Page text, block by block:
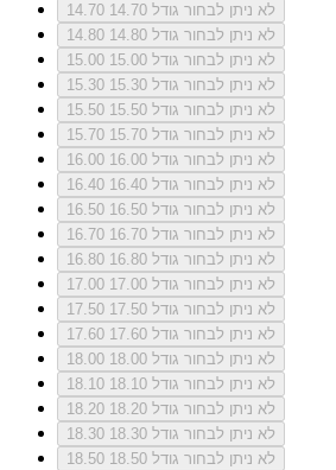
14.70
לא ניתן לבחור גודל 14.70
14.80
לא ניתן לבחור גודל 14.80
15.00
לא ניתן לבחור גודל 15.00
15.30
לא ניתן לבחור גודל 15.30
15.50
לא ניתן לבחור גודל 15.50
15.70
לא ניתן לבחור גודל 15.70
16.00
לא ניתן לבחור גודל 16.00
16.40
לא ניתן לבחור גודל 16.40
16.50
לא ניתן לבחור גודל 16.50
16.70
לא ניתן לבחור גודל 16.70
16.80
לא ניתן לבחור גודל 16.80
17.00
לא ניתן לבחור גודל 17.00
17.50
לא ניתן לבחור גודל 17.50
17.60
לא ניתן לבחור גודל 17.60
18.00
לא ניתן לבחור גודל 18.00
18.10
לא ניתן לבחור גודל 18.10
18.20
לא ניתן לבחור גודל 18.20
18.30
לא ניתן לבחור גודל 18.30
18.50
לא ניתן לבחור גודל 18.50